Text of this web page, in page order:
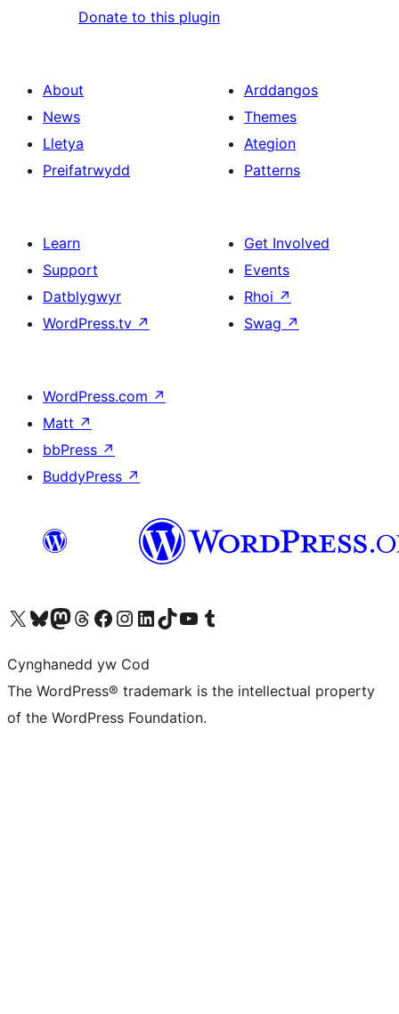
Donate to this plugin
About
News
Lletya
Preifatrwydd
Arddangos
Themes
Ategion
Patterns
Learn
Support
Datblygwyr
WordPress.tv ↗
Get Involved
Events
Rhoi ↗
Swag ↗
WordPress.com ↗
Matt ↗
bbPress ↗
BuddyPress ↗
Visit our X (formerly Twitter) account
Visit our Bluesky account
Visit our Mastodon account
Visit our Threads account
Ewch i'n tudalen Facebook
Ewch i'n cyfrif Instagram
Ewch i'n cyfrif LinkedIn
Visit our TikTok account
Visit our YouTube channel
Visit our Tumblr account
Cynghanedd yw Cod
The WordPress® trademark is the intellectual property
of the WordPress Foundation.